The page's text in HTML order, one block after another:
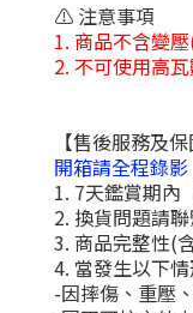
⚠ 注意事項
1. 商品不含變
2. 不可使用高
【售後服務及保
開箱請全程錄影
1. 7天鑑賞期內
2. 換貨問題請
3. 商品完整性(
4. 當發生以下
-因摔傷、重壓